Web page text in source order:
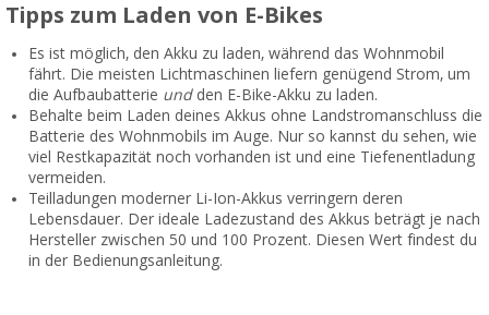
Tipps zum Laden von E-Bikes
Es ist möglich, den Akku zu laden, während das Wohnmobil
fährt. Die meisten Lichtmaschinen liefern genügend Strom, um
die Aufbaubatterie undden E-Bike-Akku zu laden.
Behalte beim Laden deines Akkus ohne Landstromanschluss die
Batterie des Wohnmobils im Auge. Nur so kannst du sehen, wie
viel Restkapazität noch vorhanden ist und eine Tiefenentladung
vermeiden.
Teilladungen moderner Li-Ion-Akkus verringern deren
Lebensdauer. Der ideale Ladezustand des Akkus beträgt je nach
Hersteller zwischen 50 und 100 Prozent. Diesen Wert findest du
in der Bedienungsanleitung.